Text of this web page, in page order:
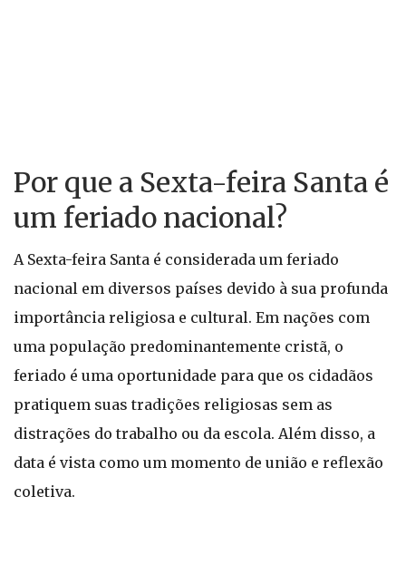
Por que a Sexta-feira Santa é
um feriado nacional?
A Sexta-feira Santa é considerada um feriado
nacional em diversos países devido à sua profunda
importância religiosa e cultural. Em nações com
uma população predominantemente cristã, o
feriado é uma oportunidade para que os cidadãos
pratiquem suas tradições religiosas sem as
distrações do trabalho ou da escola. Além disso, a
data é vista como um momento de união e reflexão
coletiva.